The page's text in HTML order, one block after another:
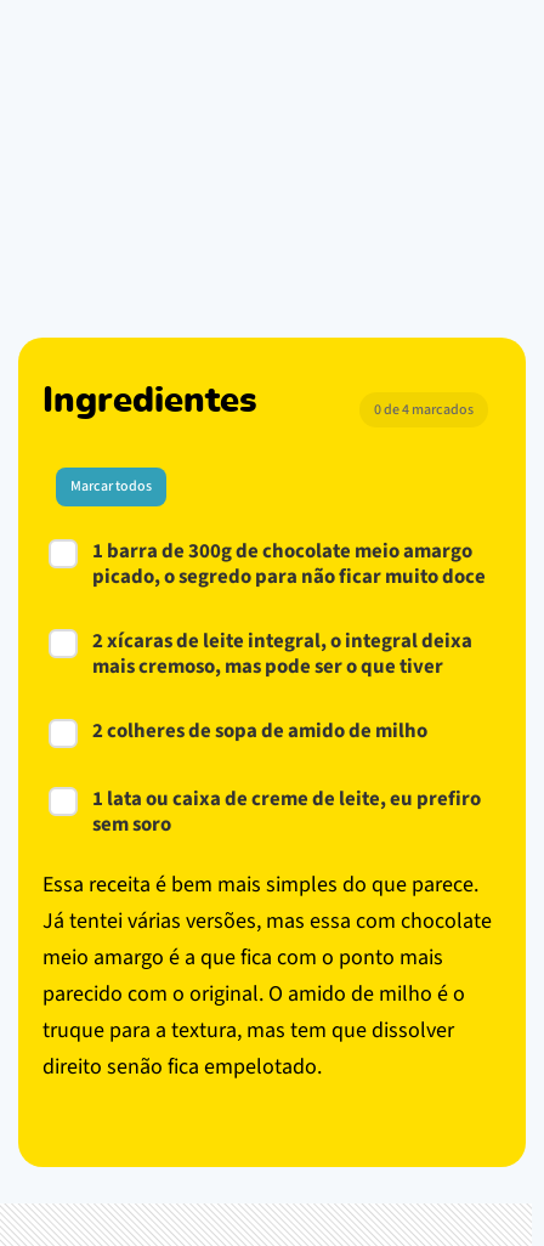
Ingredientes 0 de 4 marcados
Marcar todos
1 barra de 300g de chocolate meio amargo
picado, o segredo para não ficar muito doce
2 xícaras de leite integral, o integral deixa
mais cremoso, mas pode ser o que tiver
2 colheres de sopa de amido de milho
1 lata ou caixa de creme de leite, eu prefiro
sem soro
Essa receita é bem mais simples do que parece.
Já tentei várias versões, mas essa com chocolate
meio amargo é a que fica com o ponto mais
parecido com o original. O amido de milho é o
truque para a textura, mas tem que dissolver
direito senão fica empelotado.